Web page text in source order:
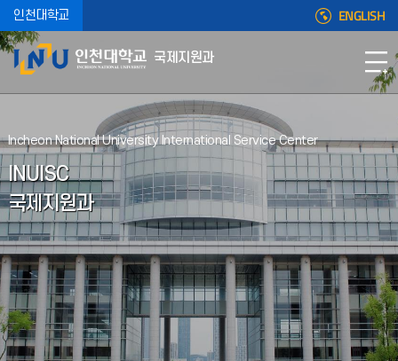
인천대학교 ENGLISH
국제지원과
Incheon National University International Service Center
INUISC
국제지원과